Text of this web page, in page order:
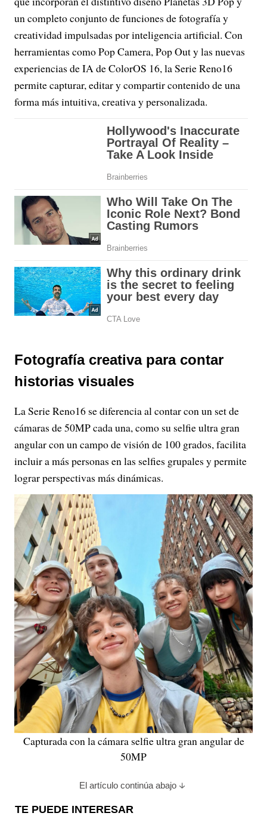
un completo conjunto de funciones de fotografía y
creatividad impulsadas por inteligencia artificial. Con
herramientas como Pop Camera, Pop Out y las nuevas
experiencias de IA de ColorOS 16, la Serie Reno16
permite capturar, editar y compartir contenido de una
forma más intuitiva, creativa y personalizada.
Fotografía creativa para contar
historias visuales
La Serie Reno16 se diferencia al contar con un set de
cámaras de 50MP cada una, como su selfie ultra gran
angular con un campo de visión de 100 grados, facilita
incluir a más personas en las selfies grupales y permite
lograr perspectivas más dinámicas.
Capturada con la cámara selfie ultra gran angular de
50MP
El artículo continúa abajo
TE PUEDE INTERESAR